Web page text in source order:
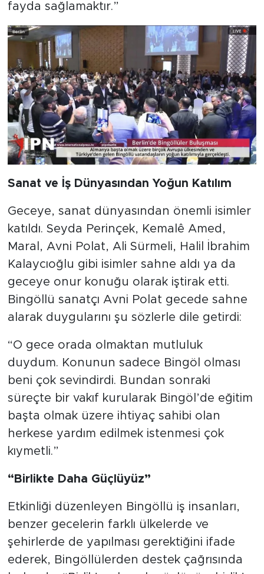
fayda sağlamaktır.”
Sanat ve İş Dünyasından Yoğun Katılım
Geceye, sanat dünyasından önemli isimler
katıldı. Seyda Perinçek, Kemalê Amed,
Maral, Avni Polat, Ali Sürmeli, Halil İbrahim
Kalaycıoğlu gibi isimler sahne aldı ya da
geceye onur konuğu olarak iştirak etti.
Bingöllü sanatçı Avni Polat gecede sahne
alarak duygularını şu sözlerle dile getirdi:
“O gece orada olmaktan mutluluk
duydum. Konunun sadece Bingöl olması
beni çok sevindirdi. Bundan sonraki
süreçte bir vakıf kurularak Bingöl’de eğitim
başta olmak üzere ihtiyaç sahibi olan
herkese yardım edilmek istenmesi çok
kıymetli.”
“Birlikte Daha Güçlüyüz”
Etkinliği düzenleyen Bingöllü iş insanları,
benzer gecelerin farklı ülkelerde ve
şehirlerde de yapılması gerektiğini ifade
ederek, Bingöllülerden destek çağrısında